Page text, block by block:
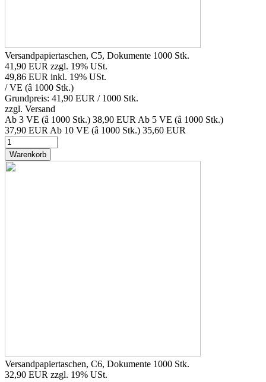
Versandpapiertaschen, C5, Dokumente 1000 Stk.
41,90 EUR zzgl. 19% USt.
49,86 EUR inkl. 19% USt.
/ VE (â 1000 Stk.)
Grundpreis: 41,90 EUR / 1000 Stk.
zzgl. Versand
Ab 3 VE (â 1000 Stk.) 38,90 EUR Ab 5 VE (â 1000 Stk.)
37,90 EUR Ab 10 VE (â 1000 Stk.) 35,60 EUR
Warenkorb
Versandpapiertaschen, C6, Dokumente 1000 Stk.
32,90 EUR zzgl. 19% USt.